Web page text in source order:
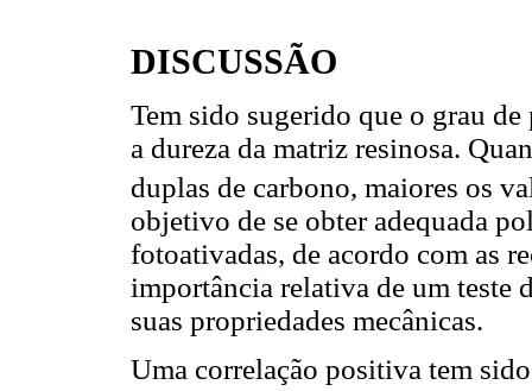
DISCUSSÃO
Tem sido sugerido que o grau
a dureza da matriz resinosa.
duplas de carbono, maiores os
objetivo de se obter adequada
fotoativadas, de acordo com as
importância relativa de um teste
suas propriedades mecânicas.
Uma correlação positiva tem